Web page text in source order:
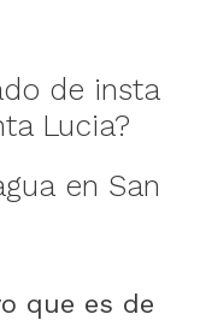
de insta
Lucia?
en San
que es de